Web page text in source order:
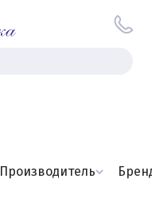
Производитель